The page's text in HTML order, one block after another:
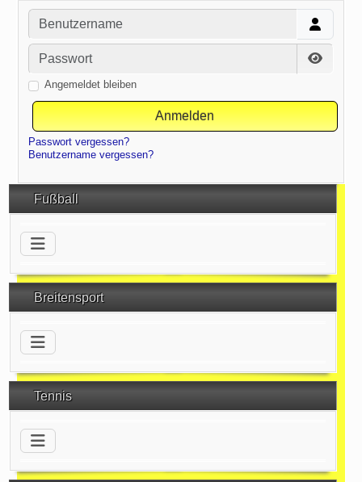
Benutzername
Passwort
Angemeldet bleiben
Anmelden
Passwort vergessen?
Benutzername vergessen?
Fußball
Breitensport
Tennis